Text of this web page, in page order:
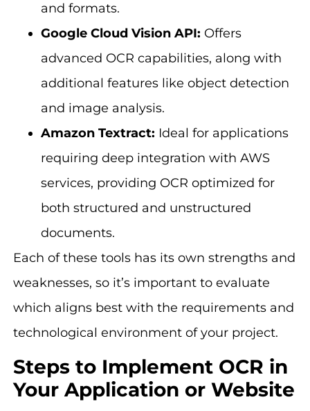
and formats.
Google Cloud Vision API: Offers
advanced OCR capabilities, along with
additional features like object detection
and image analysis.
Amazon Textract: Ideal for applications
requiring deep integration with AWS
services, providing OCR optimized for
both structured and unstructured
documents.
Each of these tools has its own strengths and
weaknesses, so it’s important to evaluate
which aligns best with the requirements and
technological environment of your project.
Steps to Implement OCR in
Your Application or Website